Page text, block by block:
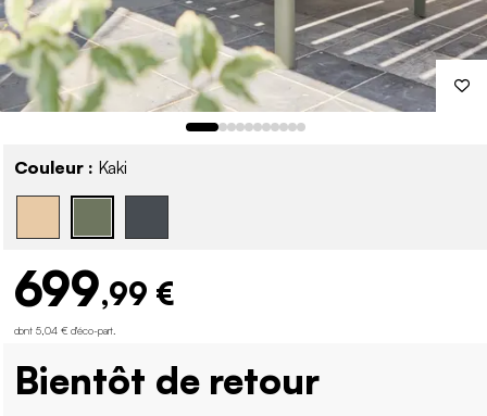
Couleur : Kaki
699,99 €
dont 5,04 € d'éco-part
Bientôt de retour